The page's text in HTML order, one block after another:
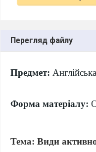
Перегляд файлу
Предмет:
Форма матеріалу:
Тема: Види